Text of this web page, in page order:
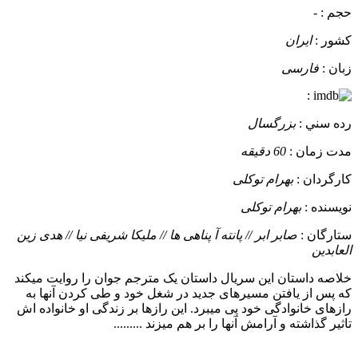
حجم : -
کشور :ایران
زبان : فارسی
:
رده سني :بزرگسال
مدت زمان : 60 دقیقه
کارگردان :بهرام توکلی
نويسنده :بهرام توکلی
ستارگان : صابر ابر // پانته آ پناهی ها // ملیکا شریفی نیا // هدی زین
العابدین
خلاصه داستان این سریال داستان یک مترجم جوان را روایت میکند
که پس از یافتن مسیرهای جدید در شغل خود و طی کردن آنها به
رازهای خانوادگی خود پی میبرد. این رازها بر زندگی او خانواده اش
تاثیر گذاشته و آرامش آنها را بر هم میزند .........